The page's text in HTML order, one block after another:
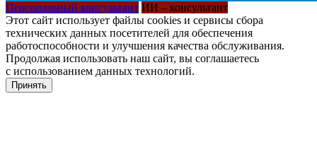
Персональный консультант ИИ – консультант
Этот сайт использует файлы cookies и сервисы сбора
технических данных посетителей для обеспечения
работоспособности и улучшения качества обслуживания.
Продолжая использовать наш сайт, вы соглашаетесь
с использованием данных технологий.
Принять